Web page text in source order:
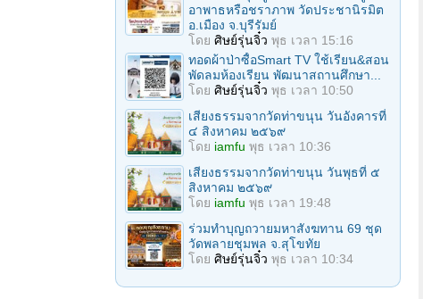
อาพาธหรือชราภาพ วัดประชานิรมิต
อ.เมือง จ.บุรีรัมย์
โดย ศิษย์รุ่นจิ๋ว พุธ เวลา 15:16
ทอดผ้าป่าซื้อSmart TV ใช้เรียน&สอน
พัดลมห้องเรียน พัฒนาสถานศึกษา...
โดย ศิษย์รุ่นจิ๋ว พุธ เวลา 10:50
เสียงธรรมจากวัดท่าขนุน วันอังคารที่
๔ สิงหาคม ๒๕๖๙
โดย iamfu พุธ เวลา 10:36
เสียงธรรมจากวัดท่าขนุน วันพุธที่ ๕
สิงหาคม ๒๕๖๙
โดย iamfu พุธ เวลา 19:48
ร่วมทําบุญถวายมหาสังฆทาน 69 ชุด
วัดพลายชุมพล จ.สุโขทัย
โดย ศิษย์รุ่นจิ๋ว พุธ เวลา 10:34